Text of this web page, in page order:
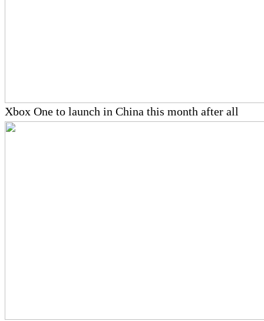
Xbox One to launch in China this month after all